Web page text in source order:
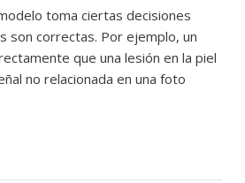
toma ciertas decisiones
son correctas. Por ejemplo, un
que una lesión en la piel
no relacionada en una foto